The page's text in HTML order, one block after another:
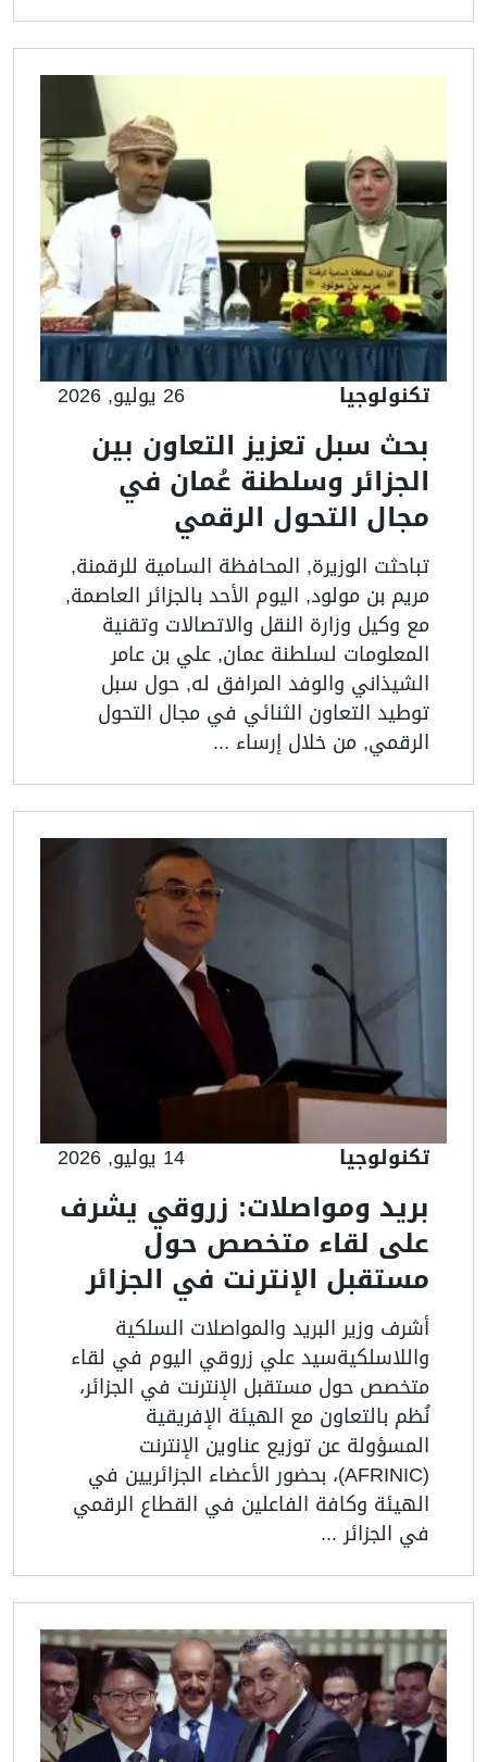
تكنولوجيا 26 يوليو, 2026
بحث سبل تعزيز التعاون بين
الجزائر وسلطنة عُمان في
مجال التحول الرقمي
تباحثت الوزيرة, المحافظة السامية للرقمنة,
مريم بن مولود, اليوم الأحد بالجزائر العاصمة,
مع وكيل وزارة النقل والاتصالات وتقنية
المعلومات لسلطنة عمان, علي بن عامر
الشيذاني والوفد المرافق له, حول سبل
توطيد التعاون الثنائي في مجال التحول
الرقمي, من خلال إرساء ...
تكنولوجيا 14 يوليو, 2026
بريد ومواصلات: زروقي يشرف
على لقاء متخصص حول
مستقبل الإنترنت في الجزائر
أشرف وزير البريد والمواصلات السلكية
واللاسلكيةسيد علي زروقي اليوم في لقاء
متخصص حول مستقبل الإنترنت في الجزائر،
نُظم بالتعاون مع الهيئة الإفريقية
المسؤولة عن توزيع عناوين الإنترنت
(AFRINIC)، بحضور الأعضاء الجزائريين في
الهيئة وكافة الفاعلين في القطاع الرقمي
في الجزائر ...